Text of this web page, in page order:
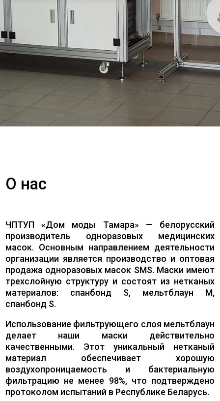
О нас
ЧПТУП «Дом моды Тамара» — белорусский
производитель одноразовых медицинских
масок. Основным направлением деятельности
организации является производство и оптовая
продажа одноразовых масок SMS. Маски имеют
трехслойную структуру и состоят из нетканых
материалов: спанбонд S, мельтблаун M,
спанбонд S.
Использование фильтрующего слоя мельтблаун
делает наши маски действительно
качественными. Этот уникальный нетканый
материал обеспечивает хорошую
воздухопроницаемость и бактериальную
фильтрацию не менее 98%, что подтверждено
протоколом испытаний в Республике Беларусь.